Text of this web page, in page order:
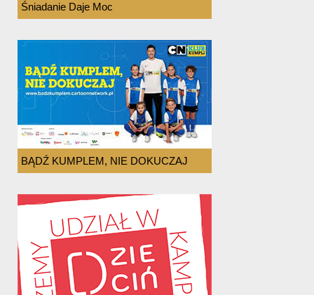
Śniadanie Daje Moc
BĄDŹ KUMPLEM, NIE DOKUCZAJ